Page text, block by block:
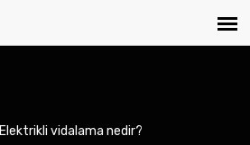
Elektrikli vidalama nedir?